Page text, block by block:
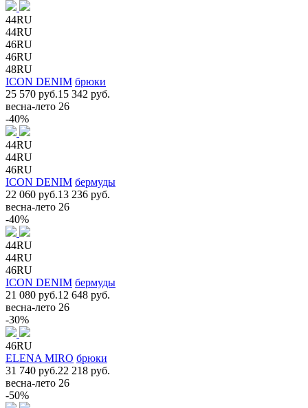
44RU
44RU
46RU
46RU
48RU
ICON DENIM брюки
25 570 руб.15 342 руб.
весна-лето 26
-40%
44RU
44RU
46RU
ICON DENIM бермуды
22 060 руб.13 236 руб.
весна-лето 26
-40%
44RU
44RU
46RU
ICON DENIM бермуды
21 080 руб.12 648 руб.
весна-лето 26
-30%
46RU
ELENA MIRO брюки
31 740 руб.22 218 руб.
весна-лето 26
-50%